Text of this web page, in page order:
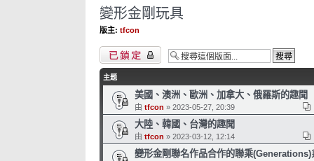
變形金剛玩具
版主: tfcon
版面鎖定
主題
美國、澳洲、歐洲、加拿大、俄羅斯的趣聞
由 tfcon » 2023-05-27, 20:39
大陸、韓國、台灣的趣聞
由 tfcon » 2023-03-12, 12:14
變形金剛聯名作品合作的聯乘(Generations)